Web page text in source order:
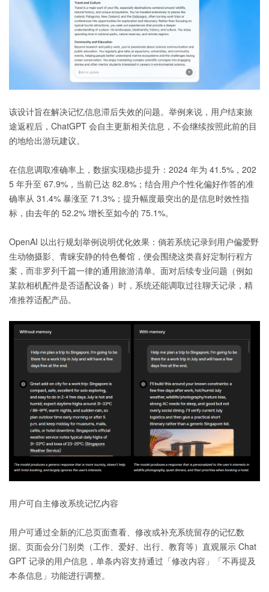
该设计旨在解决记忆信息滞后失效的问题。举例来说，用户结束旅
途返程后，ChatGPT 会自主更新相关信息，不会继续按照此前的目
的地给出游玩建议。
在信息调取准确率上，数据实现稳步提升：2024 年为 41.5%，202
5 年升至 67.9%，当前已达 82.8%；结合用户个性化偏好作答的准
确率从 31.4% 暴涨至 71.3%；提升幅度最突出的是信息时效性指
标，由去年的 52.2% 增长至如今的 75.1%。
OpenAI 以出行规划举例说明优化效果：倘若系统记录到用户偏爱野
生动物摄影、青睐安静的特色餐馆，便会围绕这类喜好定制行程方
案，而非罗列千篇一律的通用旅游清单。面对后续专业问题（例如
某款相机配件是否适配设备）时，系统还能调取过往聊天记录，精
准推荐适配产品。
用户可自主修改系统记忆内容
用户可通过全新的汇总页面查看、修改或补充系统留存的记忆数
据。页面会分门别类（工作、爱好、出行、教育等）直观展示 Chat
GPT 记录的用户信息，单条内容支持通过「修改内容」「不再提及
本条信息」功能进行调整。